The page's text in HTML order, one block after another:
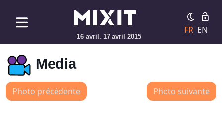
16 avril, 17 avril 2015
FR EN
Media
Photo précédente Photo suivante